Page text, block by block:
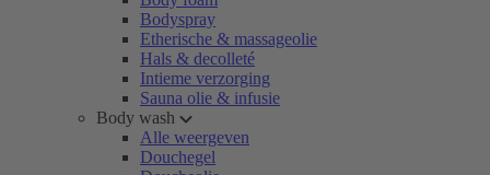
Bodyspray
Etherische & massageolie
Hals & decolleté
Intieme verzorging
Sauna olie & infusie
Body wash
Alle weergeven
Douchegel